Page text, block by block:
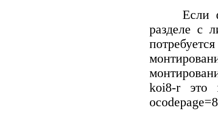
Если
разделе с
koi8-r это